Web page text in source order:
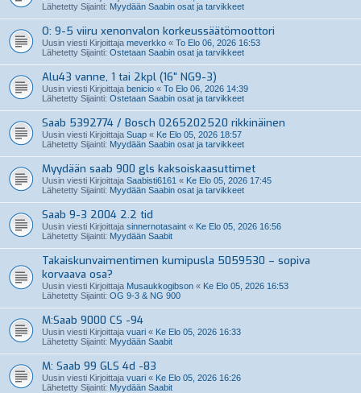
Lähetetty Sijainti: Myydään Saabin osat ja tarvikkeet
O: 9-5 viiru xenonvalon korkeussäätömoottori
Uusin viesti Kirjoittaja meverkko « To Elo 06, 2026 16:53
Lähetetty Sijainti: Ostetaan Saabin osat ja tarvikkeet
Alu43 vanne, 1 tai 2kpl (16" NG9-3)
Uusin viesti Kirjoittaja benicio « To Elo 06, 2026 14:39
Lähetetty Sijainti: Ostetaan Saabin osat ja tarvikkeet
Saab 5392774 / Bosch 0265202520 rikkinäinen
Uusin viesti Kirjoittaja Suap « Ke Elo 05, 2026 18:57
Lähetetty Sijainti: Myydään Saabin osat ja tarvikkeet
Myydään saab 900 gls kaksoiskaasuttimet
Uusin viesti Kirjoittaja Saabisti6161 « Ke Elo 05, 2026 17:45
Lähetetty Sijainti: Myydään Saabin osat ja tarvikkeet
Saab 9-3 2004 2.2 tid
Uusin viesti Kirjoittaja sinnernotasaint « Ke Elo 05, 2026 16:56
Lähetetty Sijainti: Myydään Saabit
Takaiskunvaimentimen kumipusla 5059530 – sopiva
korvaava osa?
Uusin viesti Kirjoittaja Musaukkogibson « Ke Elo 05, 2026 16:53
Lähetetty Sijainti: OG 9-3 & NG 900
M:Saab 9000 CS -94
Uusin viesti Kirjoittaja vuari « Ke Elo 05, 2026 16:33
Lähetetty Sijainti: Myydään Saabit
M: Saab 99 GLS 4d -83
Uusin viesti Kirjoittaja vuari « Ke Elo 05, 2026 16:26
Lähetetty Sijainti: Myydään Saabit